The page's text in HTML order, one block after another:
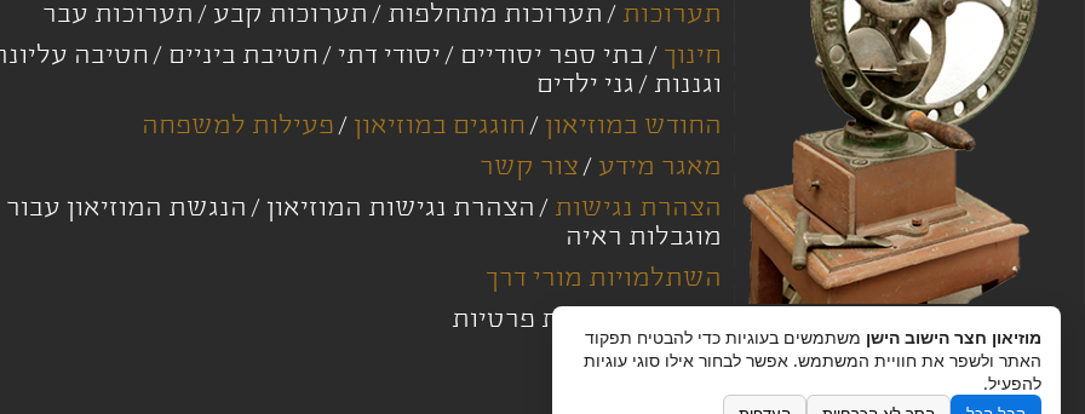
תערוכות תערוכות מתחלפות תערוכות קבע
תערוכות עבר
חינוך
בתי ספר יסודיים יסודי דתי חטיבת ביניים חטיבה
וגננות
גני ילדים
החודש במוזיאון
חוגגים במוזיאון
פעילות למשפחה
מאגר מידע
צור קשר
הצהרת נגישות
הצהרת נגישות המוזיאון
הנגשת המוזיאון
מוגבלות ראיה
השתלמויות מורי דרך
מדיניות פרטיות
מוזיאון חצר הישוב הישן משתמשים בעוגיות כדי להבטיח תפקוד
האתר ולשפר את חוויית המשתמש. אפשר לבחור אילו סוגי עוגיות
להפעיל.